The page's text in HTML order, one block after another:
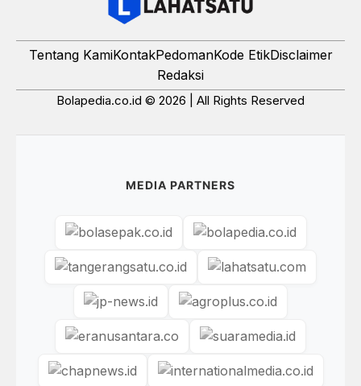
Tentang KamiKontakPedomanKode EtikDisclaimer
Redaksi
Bolapedia.co.id © 2026 | All Rights Reserved
MEDIA PARTNERS